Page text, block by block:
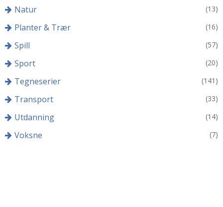
Natur (13)
Planter & Trær (16)
Spill (57)
Sport (20)
Tegneserier (141)
Transport (33)
Utdanning (14)
Voksne (7)